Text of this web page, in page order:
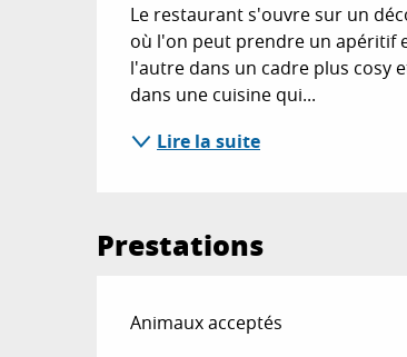
Le restaurant s'ouvre sur un
où l'on peut prendre un apéritif
l'autre dans un cadre plus cosy
dans une cuisine qui...
Lire la suite
Prestations
Animaux acceptés